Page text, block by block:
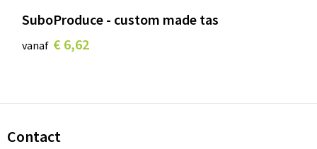
SuboProduce - custom made tas
vanaf € 6,62
Contact